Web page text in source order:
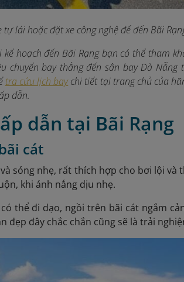
tự lái hoặc đặt xe công nghệ để đến Bãi
hoạch đến Bãi Rạng bạn có thể tham
chuyến bay thẳng đến sân bay Đà Nẵng
tra cứu lịch baychi tiết tại trang chủ của
dẫn.
dẫn tại Bãi Rạng
cát
sóng nhẹ, rất thích hợp cho bơi lội và
khi ánh nắng dịu nhẹ.
thể đi dạo, ngồi trên bãi cát ngắm
đây chắc chắn cũng sẽ là trải